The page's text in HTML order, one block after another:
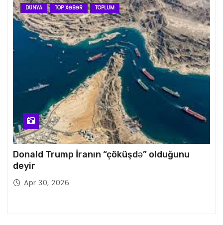
DÜNYA TOP XƏBƏR TOPLUM
Donald Trump İranın “çöküşdə” olduğunu
deyir
Apr 30, 2026